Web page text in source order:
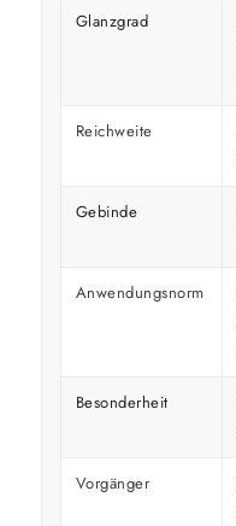
Glanzgrad
Reichweite
Gebinde
Anwendungsnorm
Besonderheit
Vorgänger